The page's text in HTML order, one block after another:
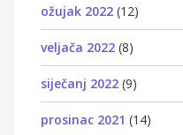
ožujak 2022 (12)
veljača 2022 (8)
siječanj 2022 (9)
prosinac 2021 (14)